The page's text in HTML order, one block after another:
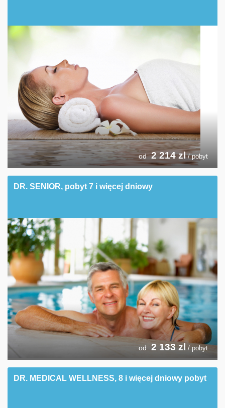
od 2 214zl / pobyt
DR. SENIOR, pobyt 7 i więcej dniowy
od 2 133 zl / pobyt
DR. MEDICAL WELLNESS, 8 i więcej dniowy pobyt